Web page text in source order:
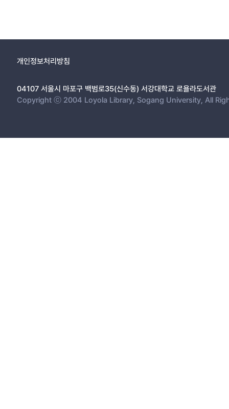
개인정보처리방침
04107 서울시 마포구 백범로35(신수동) 서강대학교 로욜라도서관
Copyright ⓒ 2004 Loyola Library, Sogang University, All